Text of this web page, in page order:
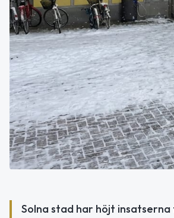
Solna stad har höjt